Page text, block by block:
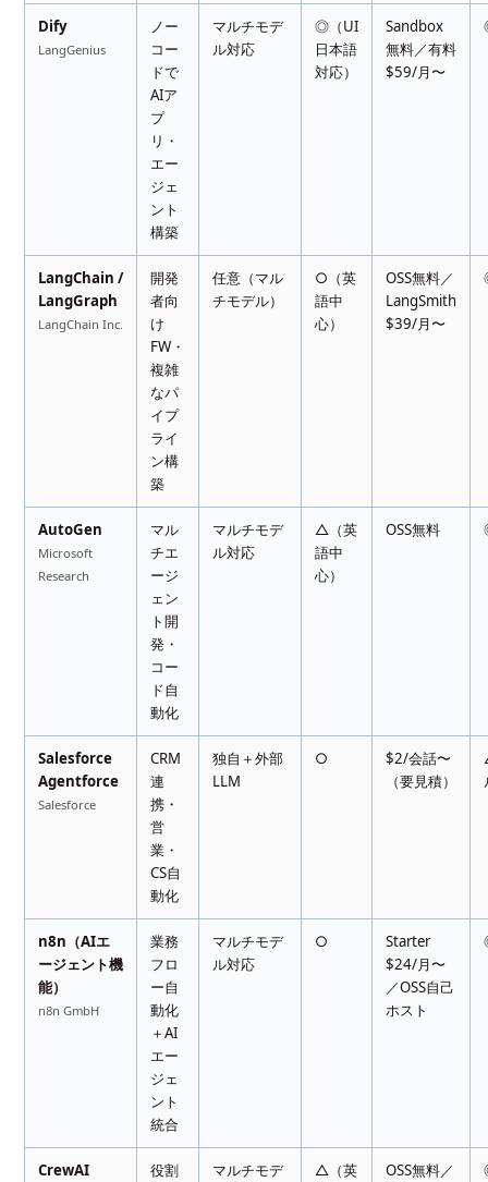
Dify
LangGenius
ノー
コー
ドで
AIア
プ
リ・
エー
ジェ
ント
構築
マルチモデ
ル対応
◎（UI
日本語
対応）
Sandbox
無料／有料
$59/月〜
LangChain /
LangGraph
LangChain Inc.
開発
者向
け
FW・
複雑
なパ
イプ
ライ
ン構
築
任意（マル
チモデル）
○（英
語中
心）
OSS無料／
LangSmith
$39/月〜
AutoGen
Microsoft
Research
マル
チエ
ージ
ェン
ト開
発・
コー
ド自
動化
マルチモデ
ル対応
△（英
語中
心）
OSS無料
Salesforce
Agentforce
Salesforce
CRM
連
携・
営
業・
CS自
動化
独自＋外部
LLM
○
$2/会話〜
（要見積）
n8n（AIエ
ージェント機
能）
n8n GmbH
業務
フロ
ー自
動化
＋AI
エー
ジェ
ント
統合
マルチモデ
ル対応
○
Starter
$24/月〜
／OSS自己
ホスト
CrewAI
役割
マルチモデ
△（英
OSS無料／